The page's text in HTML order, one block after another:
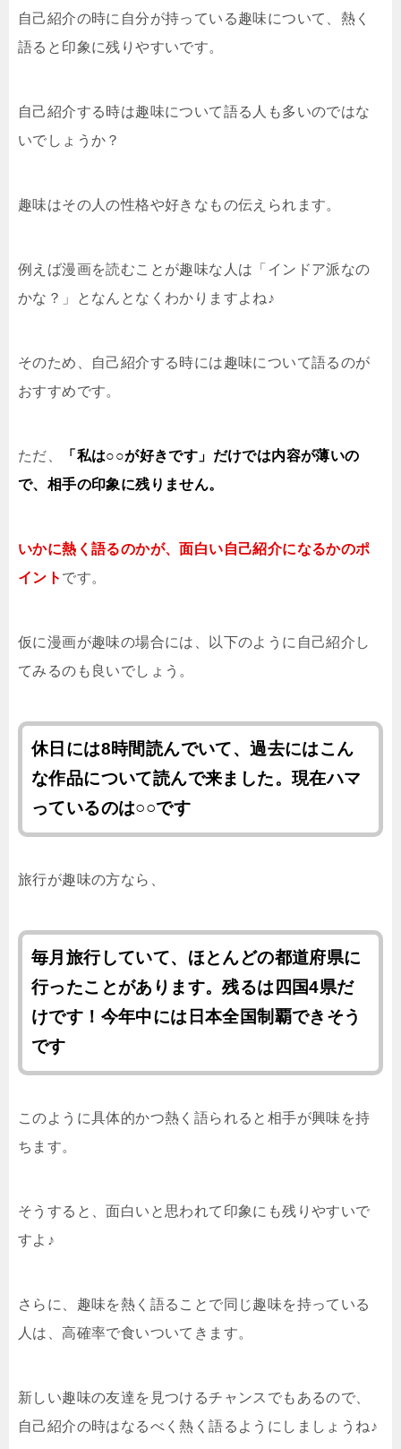
自己紹介の時に自分が持っている趣味について、熱く
語ると印象に残りやすいです。
自己紹介する時は趣味について語る人も多いのではな
いでしょうか？
趣味はその人の性格や好きなもの伝えられます。
例えば漫画を読むことが趣味な人は「インドア派なの
かな？」となんとなくわかりますよね♪
そのため、自己紹介する時には趣味について語るのが
おすすめです。
ただ、
「私は○○が好きです」だけでは内容が薄いの
で、相手の印象に残りません。
いかに熱く語るのかが、面白い自己紹介になるかのポ
イント です。
仮に漫画が趣味の場合には、以下のように自己紹介し
てみるのも良いでしょう。
休日には8時間読んでいて、過去にはこん
な作品について読んで来ました。現在ハマ
っているのは○○です
旅行が趣味の方なら、
毎月旅行していて、ほとんどの都道府県に
行ったことがあります。残るは四国4県だ
けです！今年中には日本全国制覇できそう
です
このように具体的かつ熱く語られると相手が興味を持
ちます。
そうすると、面白いと思われて印象にも残りやすいで
すよ♪
さらに、趣味を熱く語ることで同じ趣味を持っている
人は、高確率で食いついてきます。
新しい趣味の友達を見つけるチャンスでもあるので、
自己紹介の時はなるべく熱く語るようにしましょうね♪